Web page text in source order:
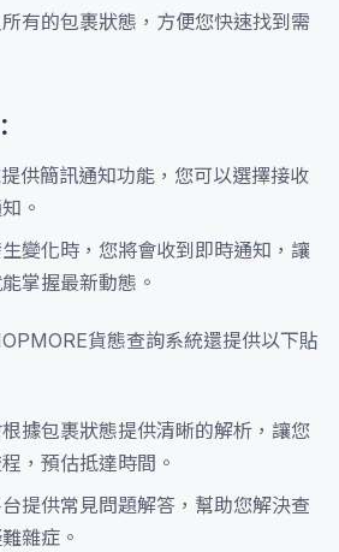
有的包裹狀態，方便您快速找到需
供簡訊通知功能，您可以選擇接收
。
變化時，您將會收到即時通知，讓
掌握最新動態。
貨態查詢系統還提供以下貼
據包裹狀態提供清晰的解析，讓您
，預估抵達時間。
提供常見問題解答，幫助您解決查
雜症。